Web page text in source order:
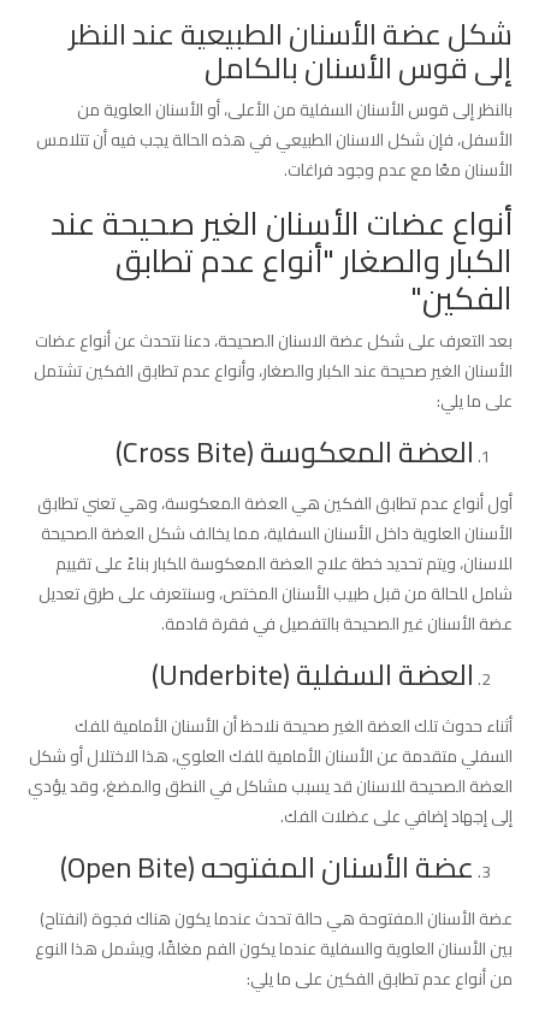
شكل عضة الأسنان الطبيعية عند النظر
إلى قوس الأسنان بالكامل
بالنظر إلى قوس الأسنان السفلية من الأعلى، أو الأسنان العلوية من
الأسفل، فإن شكل الاسنان الطبيعي في هذه الحالة يجب فيه أن تتلامس
الأسنان معًا مع عدم وجود فراغات.
أنواع عضات الأسنان الغير صحيحة عند
الكبار والصغار "أنواع عدم تطابق
الفكين"
بعد التعرف على شكل عضة الاسنان الصحيحة، دعنا نتحدث عن أنواع عضات
الأسنان الغير صحيحة عند الكبار والصغار، وأنواع عدم تطابق الفكين تشتمل
على ما يلي:
العضة المعكوسة (Cross Bite)
أول أنواع عدم تطابق الفكين هي العضة المعكوسة، وهي تعني تطابق
الأسنان العلوية داخل الأسنان السفلية، مما يخالف شكل العضة الصحيحة
للاسنان، ويتم تحديد خطة علاج العضة المعكوسة للكبار بناءً على تقييم
شامل للحالة من قبل طبيب الأسنان المختص، وسنتعرف على طرق تعديل
عضة الأسنان غير الصحيحة بالتفصيل في فقرة قادمة.
العضة السفلية (Underbite)
أثناء حدوث تلك العضة الغير صحيحة نلاحظ أن الأسنان الأمامية للفك
السفلي متقدمة عن الأسنان الأمامية للفك العلوي، هذا الاختلال أو شكل
العضة الصحيحة للاسنان قد يسبب مشاكل في النطق والمضغ، وقد يؤدي
إلى إجهاد إضافي على عضلات الفك.
عضة الأسنان المفتوحه (Open Bite)
عضة الأسنان المفتوحة هي حالة تحدث عندما يكون هناك فجوة (انفتاح)
بين الأسنان العلوية والسفلية عندما يكون الفم مغلقًا، ويشمل هذا النوع
من أنواع عدم تطابق الفكين على ما يلي: